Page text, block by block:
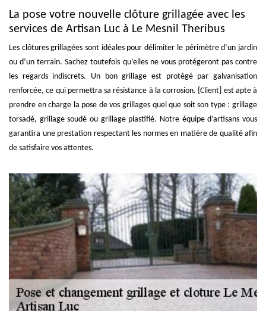
La pose votre nouvelle clôture grillagée avec les
services de Artisan Luc à Le Mesnil Theribus
Les clôtures grillagées sont idéales pour délimiter le périmètre d’un jardin
ou d’un terrain. Sachez toutefois qu’elles ne vous protégeront pas contre
les regards indiscrets. Un bon grillage est protégé par galvanisation
renforcée, ce qui permettra sa résistance à la corrosion. {Client] est apte à
prendre en charge la pose de vos grillages quel que soit son type : grillage
torsadé, grillage soudé ou grillage plastifié. Notre équipe d’artisans vous
garantira une prestation respectant les normes en matière de qualité afin
de satisfaire vos attentes.